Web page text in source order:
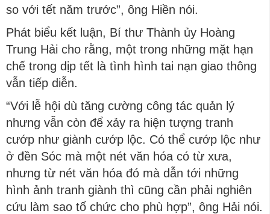
so với tết năm trước”, ông Hiền nói.
Phát biểu kết luận, Bí thư Thành ủy Hoàng
Trung Hải cho rằng, một trong những mặt hạn
chế trong dịp tết là tình hình tai nạn giao thông
vẫn tiếp diễn.
“Với lễ hội dù tăng cường công tác quản lý
nhưng vẫn còn để xảy ra hiện tượng tranh
cướp như giành cướp lộc. Có thể cướp lộc như
ở đền Sóc mà một nét văn hóa có từ xưa,
nhưng từ nét văn hóa đó mà dẫn tới những
hình ảnh tranh giành thì cũng cần phải nghiên
cứu làm sao tổ chức cho phù hợp”, ông Hải nói.